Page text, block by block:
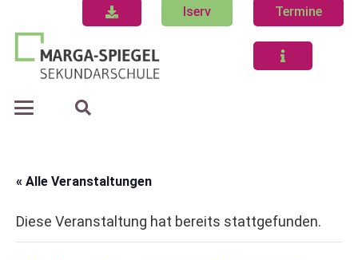
Iserv Termine
« Alle Veranstaltungen
Diese Veranstaltung hat bereits stattgefunden.